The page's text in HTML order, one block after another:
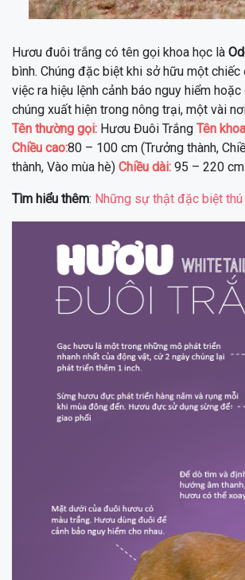
Hươu đuôi trắng có tên gọi khoa học là
bình. Chúng đặc biệt khi sở hữu một
việc ra hiệu lệnh cảnh báo nguy hiểm
chúng xuất hiện trong nông trại, một vài
Tên thường gọi: Hươu Đuôi Trắng Tên
Chiều cao:80 – 100 cm (Trưởng thành,
thành, Vào mùa hè) Chiều dài: 95 – 220
Tìm hiểu thêm: Những sự thật đặc biệt thú